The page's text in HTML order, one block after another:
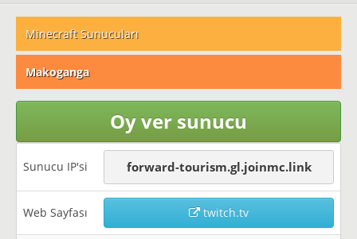
Minecraft Sunucuları
Makoganga
Oy ver sunucu
Sunucu IP'si forward-tourism.gl.joinmc.link
Web Sayfası twitch.tv